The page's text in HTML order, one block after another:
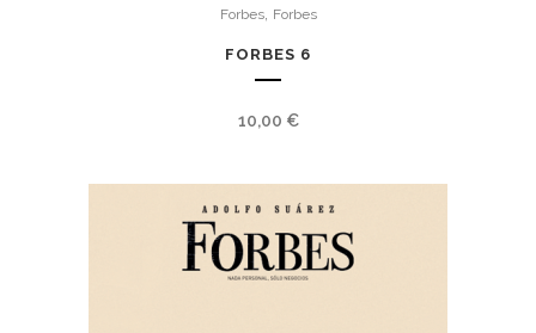
Forbes, Forbes
FORBES 6
10,00 €